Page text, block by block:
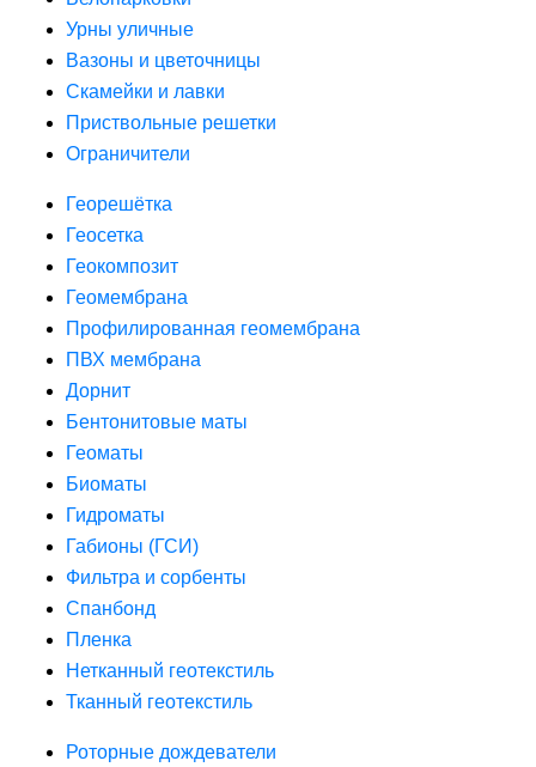
Урны уличные
Вазоны и цветочницы
Скамейки и лавки
Приствольные решетки
Ограничители
Георешётка
Геосетка
Геокомпозит
Геомембрана
Профилированная геомембрана
ПВХ мембрана
Дорнит
Бентонитовые маты
Геоматы
Биоматы
Гидроматы
Габионы (ГСИ)
Фильтра и сорбенты
Спанбонд
Пленка
Нетканный геотекстиль
Тканный геотекстиль
Роторные дождеватели